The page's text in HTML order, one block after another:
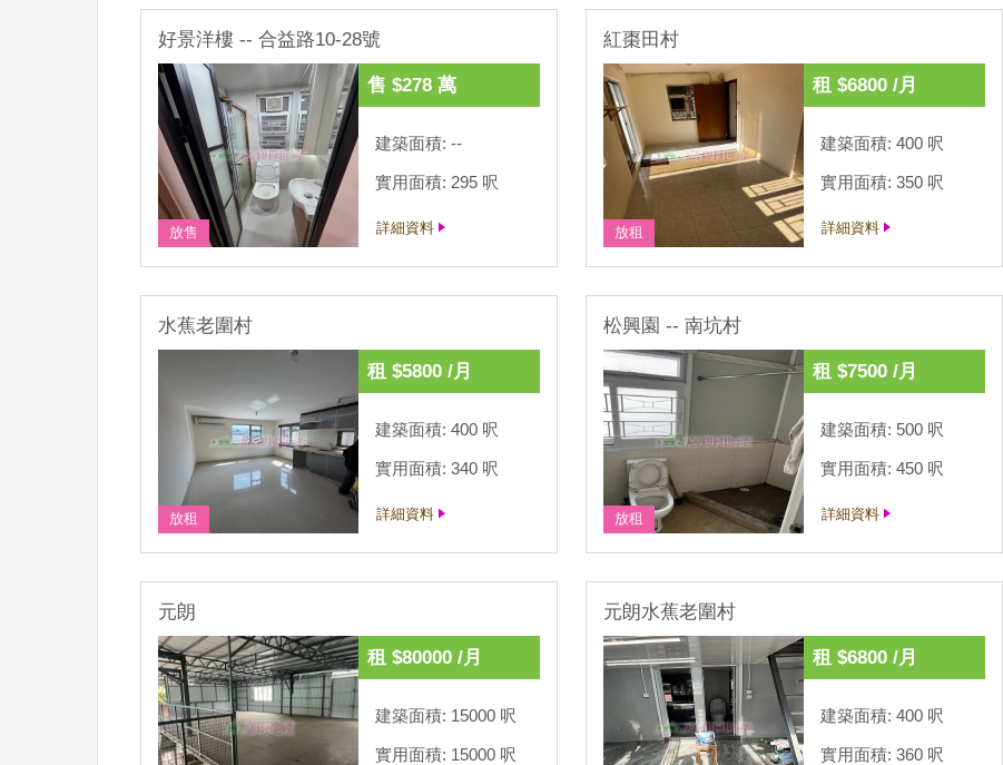
好景洋樓 -- 合益路10-28號
放售
售 $278 萬
建築面積: --
實用面積: 295 呎
詳細資料
紅棗田村
放租
租 $6800 /月
建築面積: 400 呎
實用面積: 350 呎
詳細資料
水蕉老圍村
放租
租 $5800 /月
建築面積: 400 呎
實用面積: 340 呎
詳細資料
松興園 -- 南坑村
放租
租 $7500 /月
建築面積: 500 呎
實用面積: 450 呎
詳細資料
元朗
租 $80000 /月
建築面積: 15000 呎
實用面積: 15000 呎
元朗水蕉老圍村
租 $6800 /月
建築面積: 400 呎
實用面積: 360 呎